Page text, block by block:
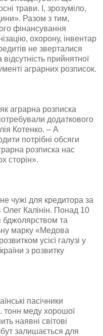
трави. І, зрозуміло,
Разом з тим,
фінансування
охорону, інвентар
не зверталися
прийнятної
аграрних розписок.
аграрна розписка
додаткового
Котенко. – А
потрібні обсяги
розписка нас
сторін».
чужі для кредитора за
Калінін. Понад 10
бджолярством та
марку «Медова
усієї галузі у
з розвитку
пасічники
тонн меду хорошої
наявні світові
залишається для